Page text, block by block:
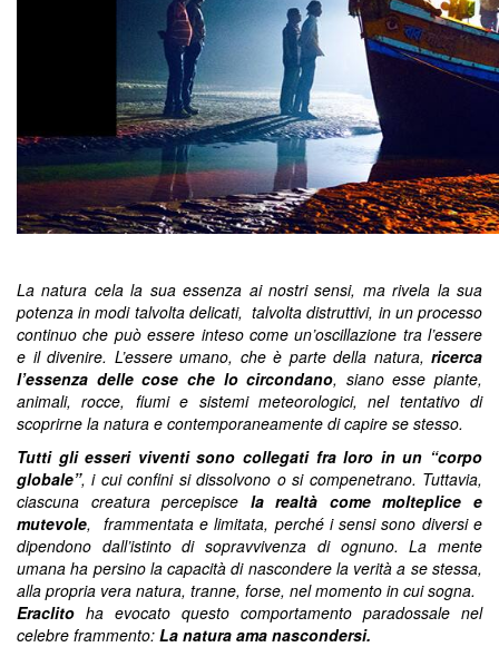
La natura cela la sua essenza ai nostri sensi, ma rivela la sua
potenza in modi talvolta delicati, talvolta distruttivi, in un processo
continuo che può essere inteso come un’oscillazione tra l’essere
e il divenire. L’essere umano, che è parte della natura, ricerca
l’essenza delle cose che lo circondano, siano esse piante,
animali, rocce, fiumi e sistemi meteorologici, nel tentativo di
scoprirne la natura e contemporaneamente di capire se stesso.
Tutti gli esseri viventi sono collegati fra loro in un “corpo
globale”, i cui confini si dissolvono o si compenetrano. Tuttavia,
ciascuna creatura percepisce la realtà come molteplice e
mutevole, frammentata e limitata, perché i sensi sono diversi e
dipendono dall’istinto di sopravvivenza di ognuno. La mente
umana ha persino la capacità di nascondere la verità a se stessa,
alla propria vera natura, tranne, forse, nel momento in cui sogna.
Eraclito ha evocato questo comportamento paradossale nel
celebre frammento: La natura ama nascondersi.